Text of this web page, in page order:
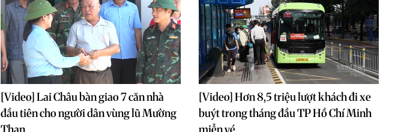
[Video] Lai Châu bàn giao 7 căn nhà
đầu tiên cho người dân vùng lũ Mường
[Video] Hơn 8,5 triệu lượt khách đi xe
buýt trong tháng đầu TP Hồ Chí Minh